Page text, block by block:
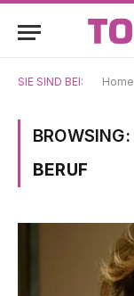
SIE SIND BEI: Home
BROWSING:
BERUF